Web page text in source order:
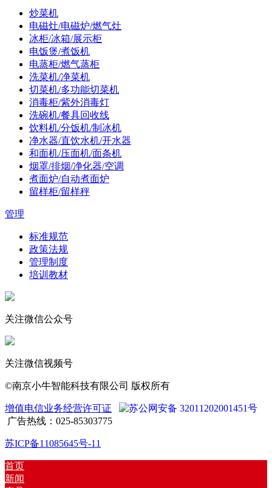
炒菜机
电磁灶/电磁炉/燃气灶
冰柜/冰箱/展示柜
电饭煲/煮饭机
电蒸柜/燃气蒸柜
洗菜机/净菜机
切菜机/多功能切菜机
消毒柜/紫外消毒灯
洗碗机/餐具回收线
饮料机/分饭机/制冰机
净水器/直饮水机/开水器
和面机/压面机/面条机
烟罩/排烟/净化器/空调
煮面炉/自动煮面炉
留样柜/留样秤
管理
标准规范
政策法规
管理制度
培训教材
关注微信公众号
关注微信视频号
©南京小牛智能科技有限公司 版权所有
增值电信业务经营许可证
苏公网安备 32011202001451号
广告热线：025-85303775
苏ICP备11085645号-11
首页
新闻